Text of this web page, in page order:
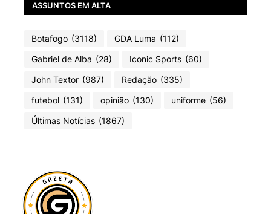
ASSUNTOS EM ALTA
Botafogo (3118) GDA Luma (112)
Gabriel de Alba (28) Iconic Sports (60)
John Textor (987) Redação (335)
futebol (131) opinião (130) uniforme (56)
Últimas Notícias (1867)